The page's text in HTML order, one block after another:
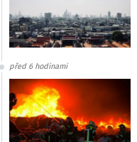
před 6 hodinami